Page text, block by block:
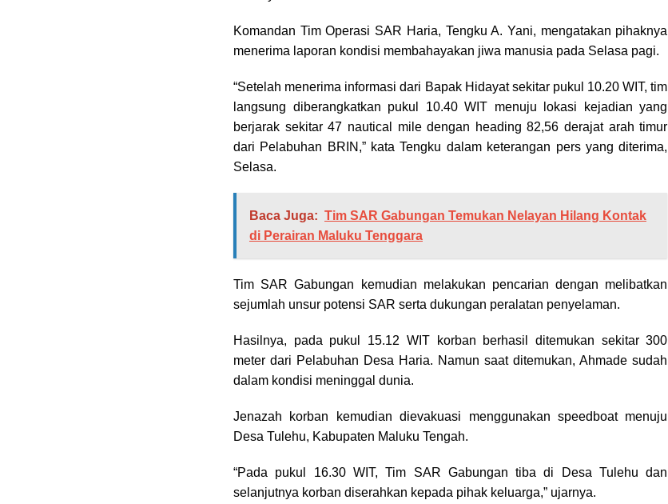
Komandan Tim Operasi SAR Haria, Tengku A. Yani, mengatakan pihaknya
menerima laporan kondisi membahayakan jiwa manusia pada Selasa pagi.
“Setelah menerima informasi dari Bapak Hidayat sekitar pukul 10.20 WIT, tim
langsung diberangkatkan pukul 10.40 WIT menuju lokasi kejadian yang
berjarak sekitar 47 nautical mile dengan heading 82,56 derajat arah timur
dari Pelabuhan BRIN,” kata Tengku dalam keterangan pers yang diterima,
Selasa.
Baca Juga: Tim SAR Gabungan Temukan Nelayan Hilang Kontak
di Perairan Maluku Tenggara
Tim SAR Gabungan kemudian melakukan pencarian dengan melibatkan
sejumlah unsur potensi SAR serta dukungan peralatan penyelaman.
Hasilnya, pada pukul 15.12 WIT korban berhasil ditemukan sekitar 300
meter dari Pelabuhan Desa Haria. Namun saat ditemukan, Ahmade sudah
dalam kondisi meninggal dunia.
Jenazah korban kemudian dievakuasi menggunakan speedboat menuju
Desa Tulehu, Kabupaten Maluku Tengah.
“Pada pukul 16.30 WIT, Tim SAR Gabungan tiba di Desa Tulehu dan
selanjutnya korban diserahkan kepada pihak keluarga,” ujarnya.